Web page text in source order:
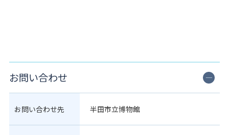
お問い合わせ
お問い合わせ先 半田市立博物館